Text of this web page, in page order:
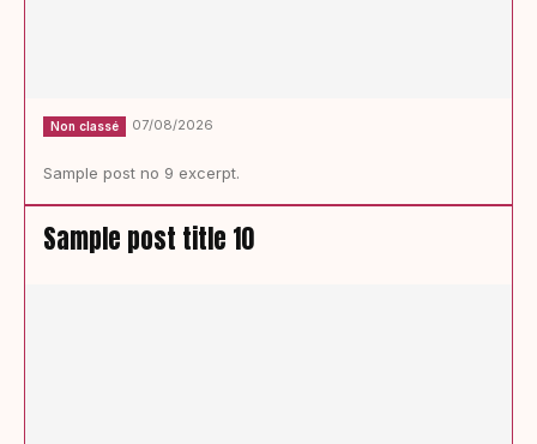
Non classé 07/08/2026
Sample post no 9 excerpt.
Sample post title 10